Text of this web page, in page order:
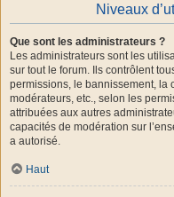
Niveaux
Que sont les administrateurs ?
Les administrateurs sont les
sur tout le forum. Ils contrôlent
permissions, le bannissement, la
modérateurs, etc., selon les
attribuées aux autres
capacités de modération sur
a autorisé.
Haut